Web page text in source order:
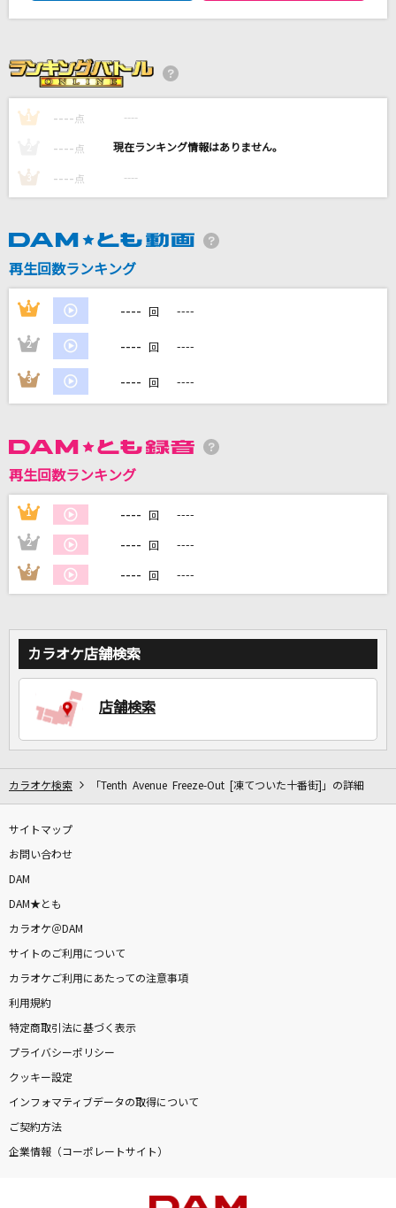
ファースト・デイト
岡田有希子
WHITE REFLECTION
[生音]ツバサ
DAMの新曲・ランキングなど
カラオケをもっと楽しもう！
自宅でカラオケ歌い放題！
家族や友達と一緒に！練習にも！
1 ---- 点 ----
---- 点 ----
3 ---- 点 ----
再生回数ランキング
1 ---- 回 ----
2 ---- 回 ----
3 ---- 回 ----
再生回数ランキング
1 ---- 回 ----
2 ---- 回 ----
3 ---- 回 ----
カラオケ店舗検索
店舗検索
カラオケ検索 「Tenth Avenue Freeze-Out [凍てついた十番街]」の詳細
サイトマップ
お問い合わせ
DAM
DAM★とも
カラオケ＠DAM
サイトのご利用について
カラオケご利用にあたっての注意事項
利用規約
特定商取引法に基づく表示
プライバシーポリシー
クッキー設定
インフォマティブデータの取得について
ご契約方法
企業情報（コーポレートサイト）